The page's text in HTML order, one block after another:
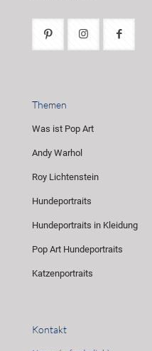
Themen
Was ist Pop Art
Andy Warhol
Roy Lichtenstein
Hundeportraits
Hundeportraits in Kleidung
Pop Art Hundeportraits
Katzenportraits
Kontakt